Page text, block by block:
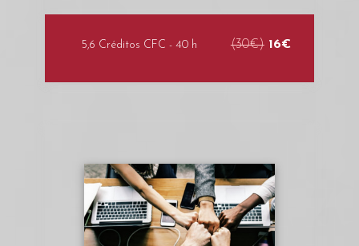
5,6 Créditos CFC - 40 h (30€) 16€